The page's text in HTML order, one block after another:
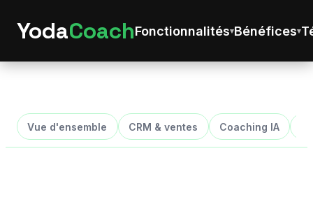
YodaCoachFonctionnalités Bénéfices
Vue d'ensemble CRM & ventes Coaching IA